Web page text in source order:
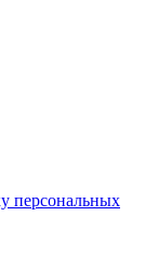
персональных